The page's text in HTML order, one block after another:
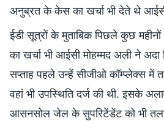
अनुब्रत के केस का खर्चा भी देते थे
ईडी सूत्रों के मुताबिक पिछले कुछ
का खर्चा भी आईसी मोहम्मद अली ने
सप्ताह पहले उन्हें सीजीओ कॉम्प्लेक्स में
वहां भी उपस्थिति दर्ज की थी. इसके
आसनसोल जेल के सुपरिटेंडेंट को भी